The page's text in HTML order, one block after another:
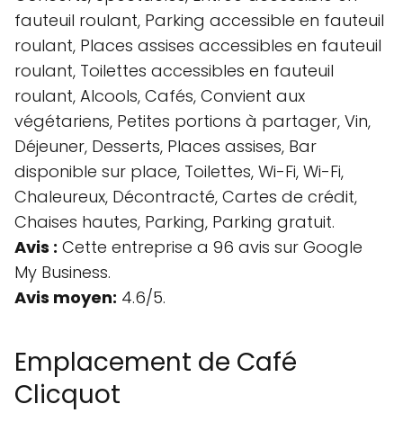
fauteuil roulant, Parking accessible en fauteuil
roulant, Places assises accessibles en fauteuil
roulant, Toilettes accessibles en fauteuil
roulant, Alcools, Cafés, Convient aux
végétariens, Petites portions à partager, Vin,
Déjeuner, Desserts, Places assises, Bar
disponible sur place, Toilettes, Wi-Fi, Wi-Fi,
Chaleureux, Décontracté, Cartes de crédit,
Chaises hautes, Parking, Parking gratuit.
Avis : Cette entreprise a 96 avis sur Google
My Business.
Avis moyen: 4.6/5.
Emplacement de Café
Clicquot